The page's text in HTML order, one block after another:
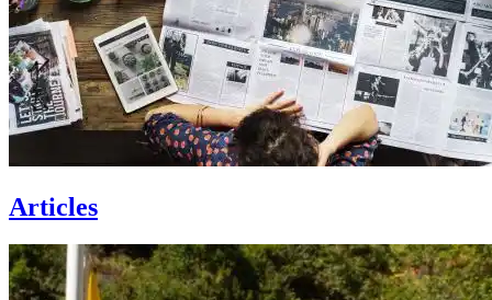
Articles